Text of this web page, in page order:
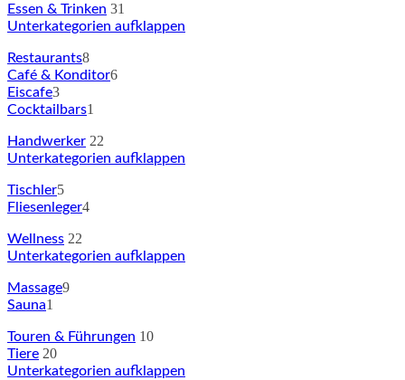
Essen & Trinken 31
Unterkategorien aufklappen
Restaurants8
Café & Konditor6
Eiscafe3
Cocktailbars1
Handwerker 22
Unterkategorien aufklappen
Tischler5
Fliesenleger4
Wellness 22
Unterkategorien aufklappen
Massage9
Sauna1
Touren & Führungen 10
Tiere 20
Unterkategorien aufklappen